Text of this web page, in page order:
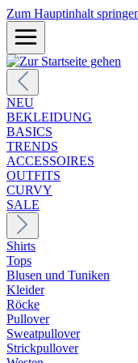
Zum Hauptinhalt
NEU
BEKLEIDUNG
BASICS
TRENDS
ACCESSOIRES
OUTFITS
CURVY
SALE
Shirts
Tops
Blusen und Tuniken
Kleider
Röcke
Pullover
Sweatpullover
Strickpullover